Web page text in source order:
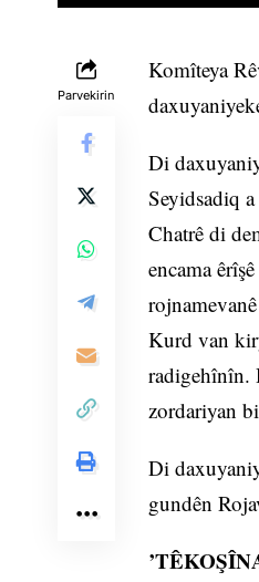
Parvekirin
Komîteya
Di
Seyidsadiq
Chatrê di
encama
Kurd van
radigehînîn.
zordariyan
Di
gundên